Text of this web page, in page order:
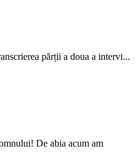
părții a doua a intervi...
De abia acum am